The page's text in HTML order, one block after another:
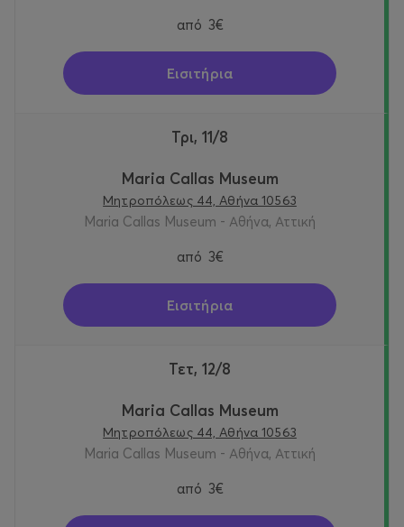
από 3€
Εισιτήρια
Τρι, 11/8
Maria Callas Museum
Μητροπόλεως 44, Αθήνα 10563
Maria Callas Museum - Αθήνα, Αττική
από 3€
Εισιτήρια
Τετ, 12/8
Maria Callas Museum
Μητροπόλεως 44, Αθήνα 10563
Maria Callas Museum - Αθήνα, Αττική
από 3€